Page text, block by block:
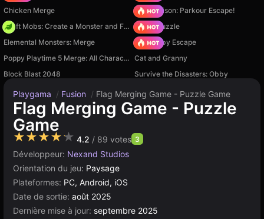
Chicken Merge
Barry Prison: Parkour Escape!
Craft Mobs: Create a Monster and Fight! Arrow Puzzle
Elemental Monsters: Merge
Your Obby Escape
Poppy Playtime 5 Merge: All Characters Cat and Granny
Block Blast 2048
Survive the Disasters: Obby
Playgama / Fusion / Flag Merging Game - Puzzle Game
Flag Merging Game - Puzzle
Game
★★★★★ 4.2 / 89 votes 3
Développeur: Nexand Studios
Orientation du jeu: Paysage
Plateformes: PC, Android, iOS
Date de sortie: août 2025
Dernière mise à jour: septembre 2025